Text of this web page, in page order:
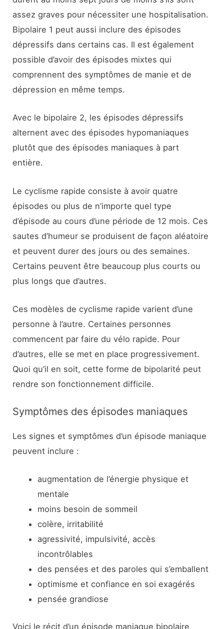
assez graves pour nécessiter une hospitalisation.
Bipolaire 1 peut aussi inclure des épisodes
dépressifs dans certains cas. Il est également
possible d’avoir des épisodes mixtes qui
comprennent des symptômes de manie et de
dépression en même temps.
Avec le bipolaire 2, les épisodes dépressifs
alternent avec des épisodes hypomaniaques
plutôt que des épisodes maniaques à part
entière.
Le cyclisme rapide consiste à avoir quatre
épisodes ou plus de n’importe quel type
d’épisode au cours d’une période de 12 mois. Ces
sautes d’humeur se produisent de façon aléatoire
et peuvent durer des jours ou des semaines.
Certains peuvent être beaucoup plus courts ou
plus longs que d’autres.
Ces modèles de cyclisme rapide varient d’une
personne à l’autre. Certaines personnes
commencent par faire du vélo rapide. Pour
d’autres, elle se met en place progressivement.
Quoi qu’il en soit, cette forme de bipolarité peut
rendre son fonctionnement difficile.
Symptômes des épisodes maniaques
Les signes et symptômes d’un épisode maniaque
peuvent inclure :
augmentation de l’énergie physique et
mentale
moins besoin de sommeil
colère, irritabilité
agressivité, impulsivité, accès
incontrôlables
des pensées et des paroles qui s’emballent
optimisme et confiance en soi exagérés
pensée grandiose
Voici le récit d’un épisode maniaque bipolaire